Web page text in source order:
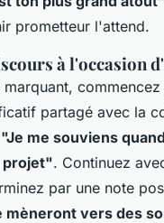
prometteur l'attend.
à l'occasion
marquant,
partagé avec la
"Je me souviens
projet". Continuez
par une note
mèneront vers des